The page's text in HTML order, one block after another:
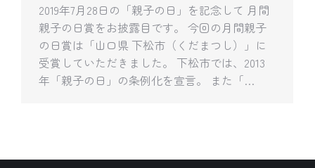
2019年7月28日の「親子の日」を記念して 月間
親子の日賞をお披露目です。 今回の月間親子
の日賞は「山口県 下松市（くだまつし）」に
受賞していただきました。 下松市では、2013
年「親子の日」の条例化を宣言。 また「…